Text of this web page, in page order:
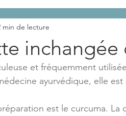
inchangée
min de lecture
et fréquemment
ayurvédique, elle est
est le curcuma. La